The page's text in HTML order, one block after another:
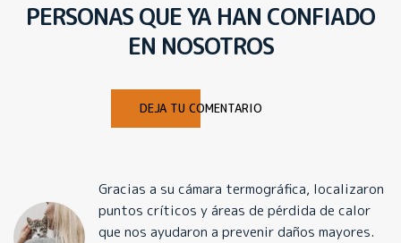
PERSONAS QUE YA HAN CONFIADO
EN NOSOTROS
DEJA TU COMENTARIO
Gracias a su cámara termográfica, localizaron
puntos críticos y áreas de pérdida de calor
que nos ayudaron a prevenir daños mayores.